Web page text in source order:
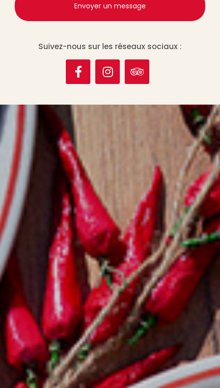
Envoyer un message
Suivez-nous sur les réseaux sociaux :